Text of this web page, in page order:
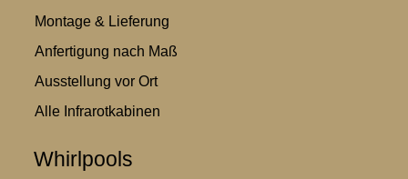
Montage & Lieferung
Anfertigung nach Maß
Ausstellung vor Ort
Alle Infrarotkabinen
Whirlpools